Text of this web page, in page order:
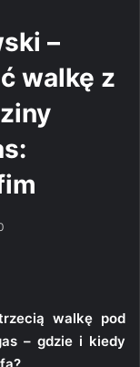
–
walkę z
walkę pod
– gdzie i kiedy